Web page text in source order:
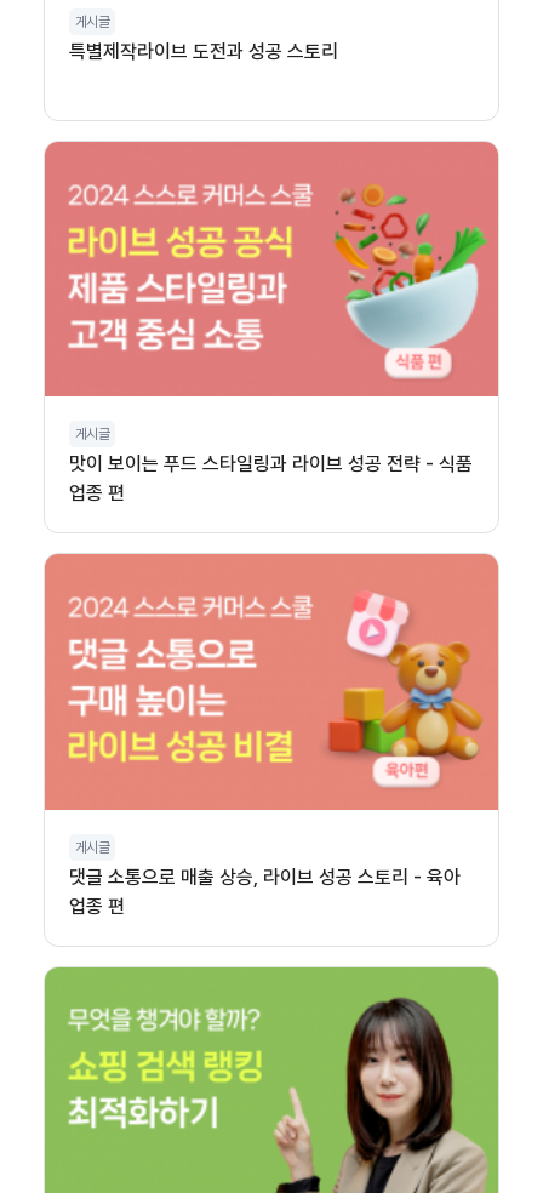
게시글
특별제작라이브 도전과 성공 스토리
게시글
맛이 보이는 푸드 스타일링과 라이브 성공 전략 - 식품
업종 편
게시글
댓글 소통으로 매출 상승, 라이브 성공 스토리 - 육아
업종 편